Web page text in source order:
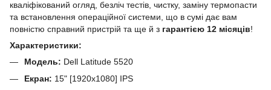
кваліфікований огляд, безліч тестів, чистку, заміну термопасти
та встановлення операційної системи, що в сумі дає вам
повністю справний пристрій та ще й з гарантією 12 місяців!
Характеристики:
Модель: Dell Latitude 5520
Екран: 15" [1920x1080] IPS